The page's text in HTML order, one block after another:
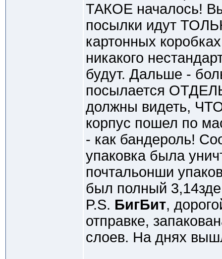
ТАКОЕ началось!
посылки идут
картонных
никакого
будут. Дальше -
посылается
должны видеть,
корпус пошел по
- как бандероль!
упаковка была
почтальонши
был полный
P.S. БигБит,
отправке,
слоев. На днях